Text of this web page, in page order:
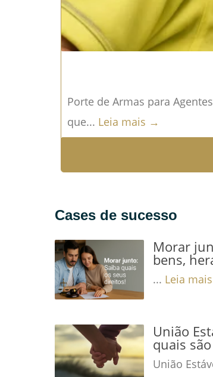
Porte de Armas para
que... Leia mais →
Cases de sucesso
Morar
bens,
... Leia
União
quais
União